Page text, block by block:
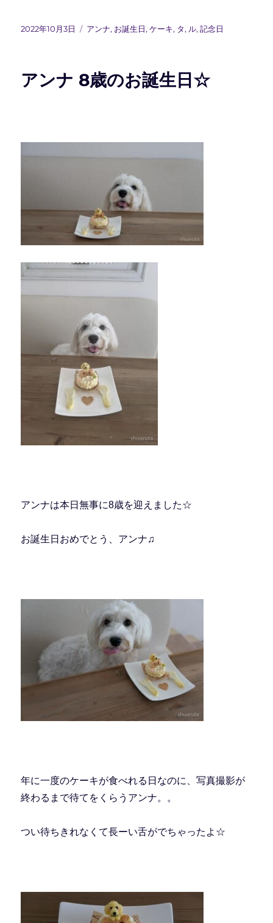
投
2022年10月3日
カ
ー
アンナ, お誕生日,ケーキ, タ, ル,記念日
アンナ 8歳のお誕生日☆
アンナは本日無事に8歳を迎えました☆
お誕生日おめでとう、アンナ♫
年に一度のケーキが食べれる日なのに、写真撮影が
終わるまで待てをくらうアンナ。。
つい待ちきれなくて長ーい舌がでちゃったよ☆